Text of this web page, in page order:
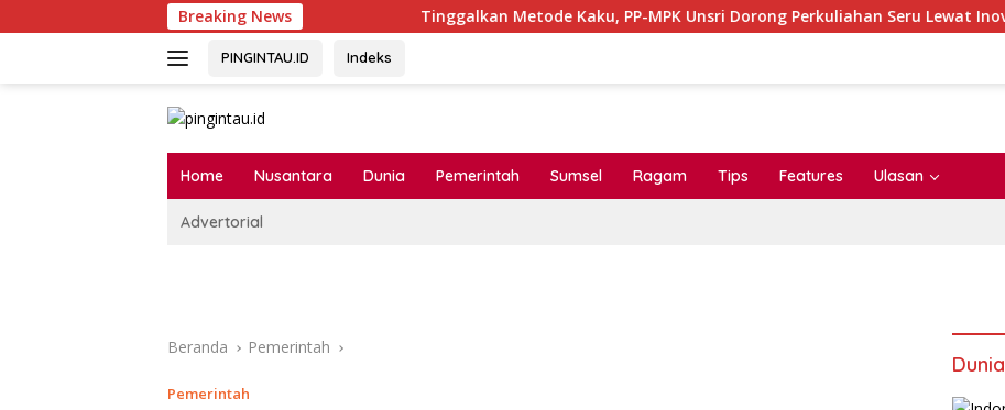
ke
Breaking News Tinggalkan Metode Kaku, PP-MPK Unsri Dorong Perkuliahan Seru Lewat Inovasi RPS
PINGINTAU.ID Indeks
Home Nusantara Dunia Pemerintah Sumsel Ragam Tips Features Ulasan
Advertorial
Beranda Pemerintah
Pemerintah
Dunia